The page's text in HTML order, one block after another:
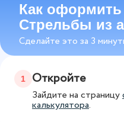
1 Откройте
Зайдите на страницу
калькулятора.
Как оформить
Стрельбы из
Сделайте это за 3